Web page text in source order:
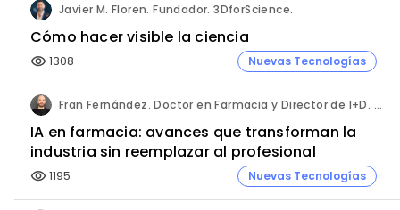
Javier M. Floren. Fundador. 3DforScience.
Cómo hacer visible la ciencia
visibility 1308 Nuevas Tecnologías
Fran Fernández. Doctor en Farmacia y Director de I+D. Labiana
IA en farmacia: avances que transforman la
industria sin reemplazar al profesional
visibility 1195 Nuevas Tecnologías